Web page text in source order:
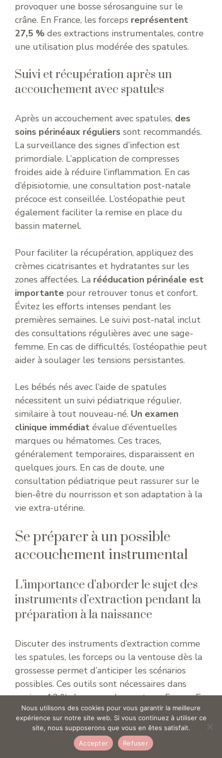
provoquer une bosse sérosanguine sur le
crâne. En France, les forceps représentent
27,5 % des extractions instrumentales, contre
une utilisation plus modérée des spatules.
Suivi et récupération après un
accouchement avec spatules
Après un accouchement avec spatules, des
soins périnéaux réguliers sont recommandés.
La surveillance des signes d’infection est
primordiale. L’application de compresses
froides aide à réduire l’inflammation. En cas
d’épisiotomie, une consultation post-natale
précoce est conseillée. L’ostéopathie peut
également faciliter la remise en place du
bassin maternel.
Pour faciliter la récupération, appliquez des
crèmes cicatrisantes et hydratantes sur les
zones affectées. La rééducation périnéale est
importante pour retrouver tonus et confort.
Évitez les efforts intenses pendant les
premières semaines. Le suivi post-natal inclut
des consultations régulières avec une sage-
femme. En cas de difficultés, l’ostéopathie peut
aider à soulager les tensions persistantes.
Les bébés nés avec l’aide de spatules
nécessitent un suivi pédiatrique régulier,
similaire à tout nouveau-né. Un examen
clinique immédiat évalue d’éventuelles
marques ou hématomes. Ces traces,
généralement temporaires, disparaissent en
quelques jours. En cas de doute, une
consultation pédiatrique peut rassurer sur le
bien-être du nourrisson et son adaptation à la
vie extra-utérine.
Se préparer à un possible
accouchement instrumental
L’importance d’aborder le sujet des
instruments d’extraction pendant la
préparation à la naissance
Discuter des instruments d’extraction comme
les spatules, les forceps ou la ventouse dès la
grossesse permet d’anticiper les scénarios
possibles. Ces outils sont nécessaires dans
environ 12 % des accouchements en France. En
comprendre le rôle aide àréduire les craintes
et favoriser un consentement éclairé si leur
utilisation s’avère indispensable.
Nous utilisons des cookies pour vous garantir la meilleure
expérience sur notre site web. Si vous continuez à utiliser ce
site, nous supposerons que vous en êtes satisfait.
Accepter
Refuser